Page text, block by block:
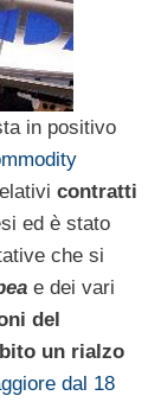
in positivo
contratti
ed è stato
che si
e dei vari
del
un rialzo
dal 18